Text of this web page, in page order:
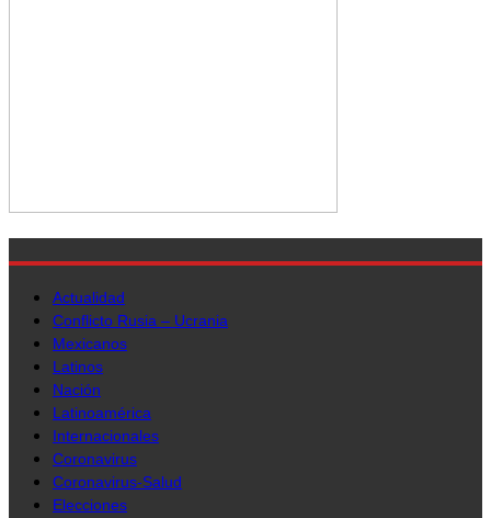
Actualidad
Conflicto Rusia – Ucrania
Mexicanos
Latinos
Nación
Latinoamérica
Internacionales
Coronavirus
Coronavirus-Salud
Elecciones